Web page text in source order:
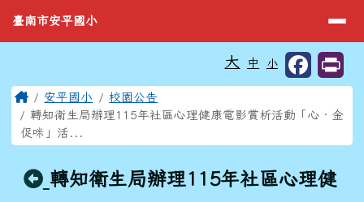
臺南市安平國小
導覽列
臺南市安平國小
⏸
大 中 小
主內容區域
Home安平國小
校園公告
轉知衛生局辦理115年社區心理健康電影賞析活動「心‧金
促咪」活...
回上頁
轉知衛生局辦理115年社區心理健
頁尾區域